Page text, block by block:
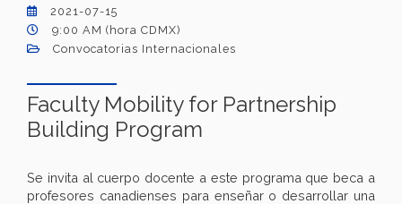
2021-07-15
9:00 AM (hora CDMX)
Convocatorias Internacionales
Faculty Mobility for Partnership
Building Program
Se invita al cuerpo docente a este programa que beca a
profesores canadienses para enseñar o desarrollar una